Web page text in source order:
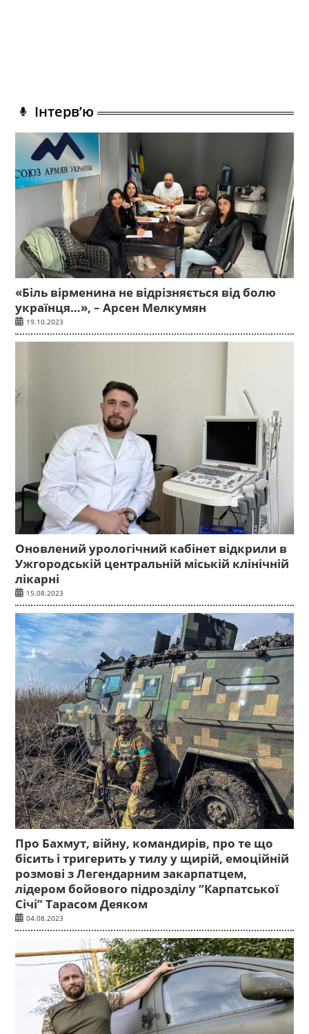
Інтерв’ю
«Біль вірменина не відрізняється від болю
українця…», – Арсен Мелкумян
19.10.2023
Оновлений урологічний кабінет відкрили в
Ужгородській центральній міській клінічній
лікарні
15.08.2023
Про Бахмут, війну, командирів, про те що
бісить і тригерить у тилу у щирій, емоційній
розмові з Легендарним закарпатцем,
лідером бойового підрозділу “Карпатської
Січі” Тарасом Деяком
04.08.2023